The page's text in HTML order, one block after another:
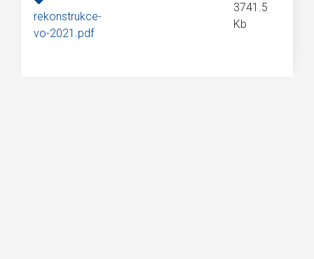
rekonstrukce-
vo-2021.pdf
3741.5
Kb